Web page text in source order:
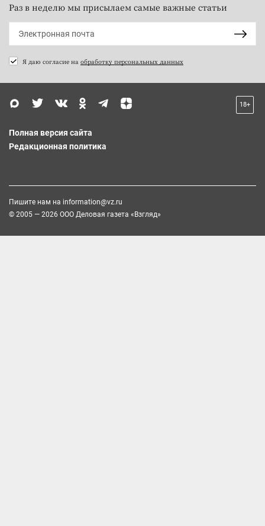
Раз в неделю мы присылаем самые важные статьи
Я даю согласие на обработку персональных данных
18+
Полная версия сайта
Редакционная политика
Пишите нам на information@vz.ru
© 2005 — 2026 ООО Деловая газета «Взгляд»